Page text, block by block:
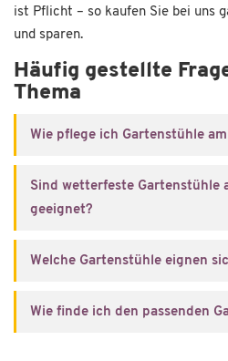
ist Pflicht – so kaufen Sie bei uns
und sparen.
Häufig gestellte
Thema
Wie pflege ich Gartenstühle
Sind wetterfeste Gartenstühle
geeignet?
Welche Gartenstühle eignen
Wie finde ich den passenden